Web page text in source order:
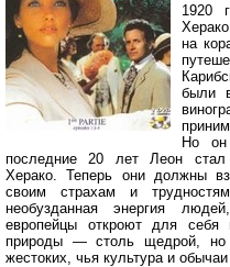
1920
на
были
Но
последние 20 лет Леон стал
Херако. Теперь они должны
своим страхам и
необузданная энергия
европейцы откроют для себя
природы — столь щедрой,
жестоких, чья культура и